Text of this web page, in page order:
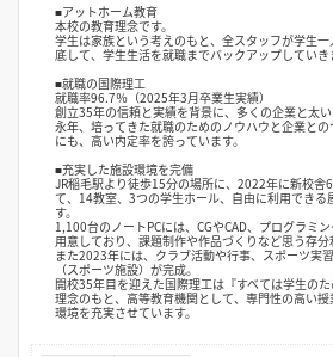
■アットホーム教育
本校の教育理念です。
学生は家族という考えのもと、全スタッフが学生
底して、学生生活を就職までバックアップしていき
■就職の国際理工
就職率96.7％（2025年3月卒業生実績）
創立35年の信頼と実績を背景に、多くの企業と太い
永年、培ってきた就職のためのノウハウと企業と
にも、高い内定率を誇っています。
■充実した施設環境を完備
JR稲毛駅より徒歩15分の場所に、2022年に新校舎
て、14教室、3つの学生ホール、自由に利用できる
す。
1,100台のノートPCには、CGやCAD、プログラミ
用意しており、課題制作や作品づくりなど思う存分
また2023年には、クラブ活動や行事、スポーツ実
（スポーツ施設）が完成。
開校35年目を迎えた国際理工は『すべては学生の
理念のもと、高等教育機関として、専門性の高い
環境を充実させています。